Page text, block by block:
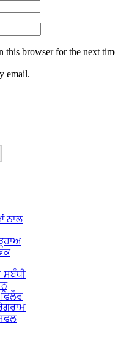
this browser for the next
email.
ਨਾਲ
ਸਬੰਧੀ